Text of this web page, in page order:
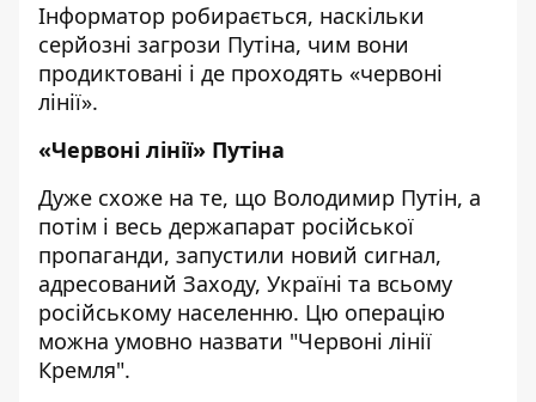
Інформатор робирається, наскільки
серйозні загрози Путіна, чим вони
продиктовані і де проходять «червоні
лінії».
«Червоні лінії» Путіна
Дуже схоже на те, що Володимир Путін, а
потім і весь держапарат російської
пропаганди, запустили новий сигнал,
адресований Заходу, Україні та всьому
російському населенню. Цю операцію
можна умовно назвати "Червоні лінії
Кремля".